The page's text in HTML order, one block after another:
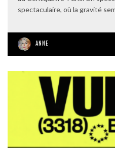
spectaculaire, où la gravité
ANNE